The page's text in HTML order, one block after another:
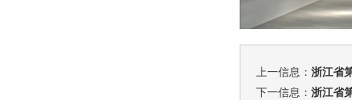
上一信息： 浙江省
下一信息： 浙江省